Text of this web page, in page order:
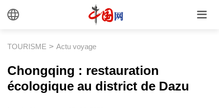
TOURISME > Actu voyage
Chongqing : restauration
écologique au district de Dazu